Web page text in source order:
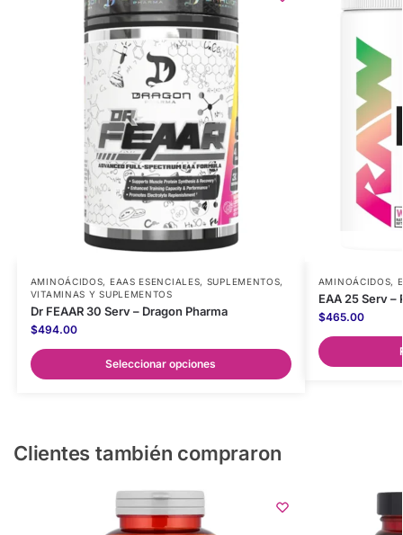
AMINOÁCIDOS, EAAS ESENCIALES, SUPLEMENTOS,
VITAMINAS Y SUPLEMENTOS
Dr FEAAR 30 Serv – Dragon Pharma
$494.00
Seleccionar opciones
AMINOÁCIDOS,
EAA 25 Serv –
$465.00
Clientes también compraron